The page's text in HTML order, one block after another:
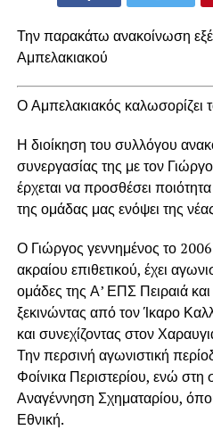
Την παρακάτω ανακοίνωση
Αμπελακιακού
Ο Αμπελακιακός καλωσορίζει
Η διοίκηση του συλλόγου
συνεργασίας της με τον
έρχεται να προσθέσει
της ομάδας μας ενόψει της
Ο Γιώργος γεννημένος το
ακραίου επιθετικού, έχει
ομάδες της Α’ ΕΠΣ Πειραιά
ξεκινώντας από τον Ίκαρο
και συνεχίζοντας στον
Την περσινή αγωνιστική
Φοίνικα Περιστερίου, ενώ στη
Αναγέννηση Σχηματαρίου,
Εθνική.